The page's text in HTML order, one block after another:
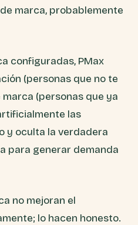
marca, probablemente
configuradas, PMax
(personas que no te
(personas que ya
las
y oculta la verdadera
para generar demanda
no mejoran el
lo hacen honesto.